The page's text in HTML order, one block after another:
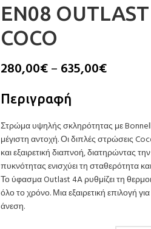
EN08
COCO
280,00€– 635,00€
Περιγραφή
Στρώμα υψηλής σκληρότητας με Bonnell
μέγιστη αντοχή. Οι διπλές στρώσεις
και εξαιρετική διαπνοή, διατηρώντας
πυκνότητας ενισχύει τη σταθερότητα
Το ύφασμα Outlast 4A ρυθμίζει τη
όλο το χρόνο. Μια εξαιρετική επιλογή
άνεση.